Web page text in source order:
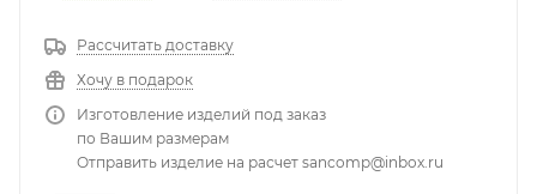
Рассчитать доставку
Хочу в подарок
Изготовление изделий под заказ
по Вашим размерам
Отправить изделие на расчет sancomp@inbox.ru